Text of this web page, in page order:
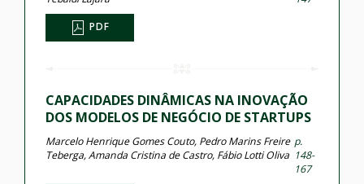
PDF
CAPACIDADES DINÂMICAS NA INOVAÇÃO
DOS MODELOS DE NEGÓCIO DE STARTUPS
Marcelo Henrique Gomes Couto, Pedro Marins Freire
Teberga, Amanda Cristina de Castro, Fábio Lotti Oliva
p.
148-
167